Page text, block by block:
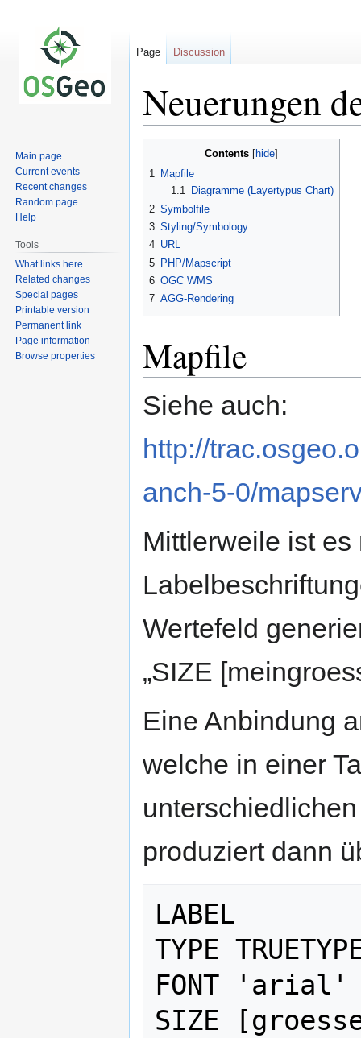
Neuerungen
navigation
search
Contents
1 Mapfile
1.1
Diagramme (Layertypus Chart)
2 Symbolfile
3 Styling/Symbology
4 URL
5 PHP/Mapscript
6 OGC WMS
7 AGG-Rendering
Mapfile
Siehe auch:
http://
anch-5-0/
Mittlerweile ist
Wertefeld
„SIZE
Eine Anbindung
welche in einer
produziert dann
LABEL
TYPE
FONT 'arial'
SIZE
Page Discussion
Main page
Current events
Recent changes
Random page
Help
Tools
What links here
Related changes
Special pages
Printable version
Permanent link
Page information
Browse properties